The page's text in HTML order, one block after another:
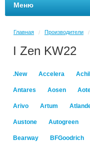
Меню
Главная / Производители /
I Zen KW22
.New Accelera
Antares Aosen
Arivo Artum
Austone Autogreen
Bearway BFGoodrich